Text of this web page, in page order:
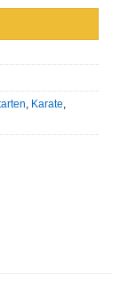
, Karate,